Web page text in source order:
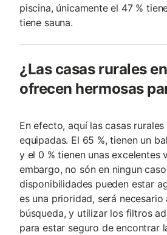
piscina, únicamente el 47 %
tiene sauna.
¿Las casas rurales
ofrecen hermosas
En efecto, aquí las casas
equipadas. El 65 %, tienen un
y el 0 % tienen unas excelentes
embargo, no són en ningun
disponibilidades pueden estar
es una prioridad, será necesario
búsqueda, y utilizar los filtros
para estar seguro de encontrar